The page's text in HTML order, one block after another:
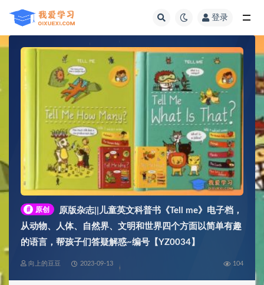
登录
# 原创
原版杂志||儿童英文科普书《Tell me》电子档，
从动物、人体、自然界、文明和世界四个方面以简单有趣
的语言，帮孩子们答疑解惑~编号【YZ0034】
向上的豆豆 2023-09-13 104